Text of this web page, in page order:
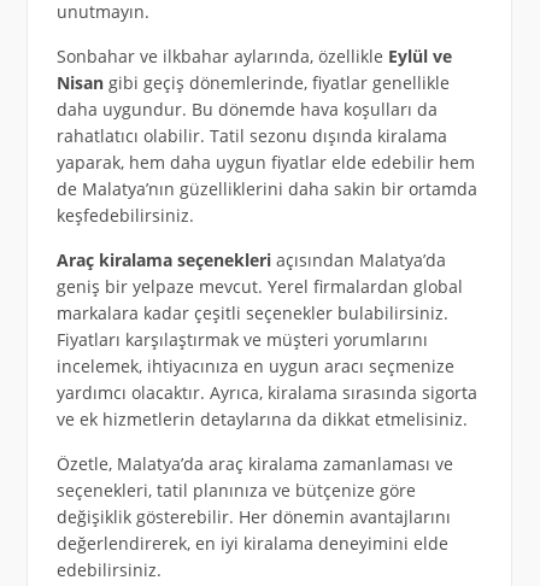
unutmayın.
Sonbahar ve ilkbahar aylarında, özellikle Eylül ve
Nisangibi geçiş dönemlerinde, fiyatlar genellikle
daha uygundur. Bu dönemde hava koşulları da
rahatlatıcı olabilir. Tatil sezonu dışında kiralama
yaparak, hem daha uygun fiyatlar elde edebilir hem
de Malatya’nın güzelliklerini daha sakin bir ortamda
keşfedebilirsiniz.
Araç kiralama seçenekleriaçısından Malatya’da
geniş bir yelpaze mevcut. Yerel firmalardan global
markalara kadar çeşitli seçenekler bulabilirsiniz.
Fiyatları karşılaştırmak ve müşteri yorumlarını
incelemek, ihtiyacınıza en uygun aracı seçmenize
yardımcı olacaktır. Ayrıca, kiralama sırasında sigorta
ve ek hizmetlerin detaylarına da dikkat etmelisiniz.
Özetle, Malatya’da araç kiralama zamanlaması ve
seçenekleri, tatil planınıza ve bütçenize göre
değişiklik gösterebilir. Her dönemin avantajlarını
değerlendirerek, en iyi kiralama deneyimini elde
edebilirsiniz.